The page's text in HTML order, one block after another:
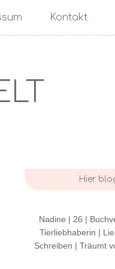
Kontakt
Hier
Nadine | 26 |
Tierliebhaberin |
Schreiben | Träumt